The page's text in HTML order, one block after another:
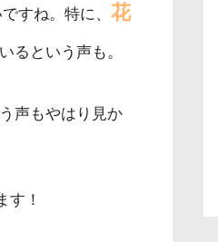
すね。特に、 花
るという声も。
声もやはり見か
す！